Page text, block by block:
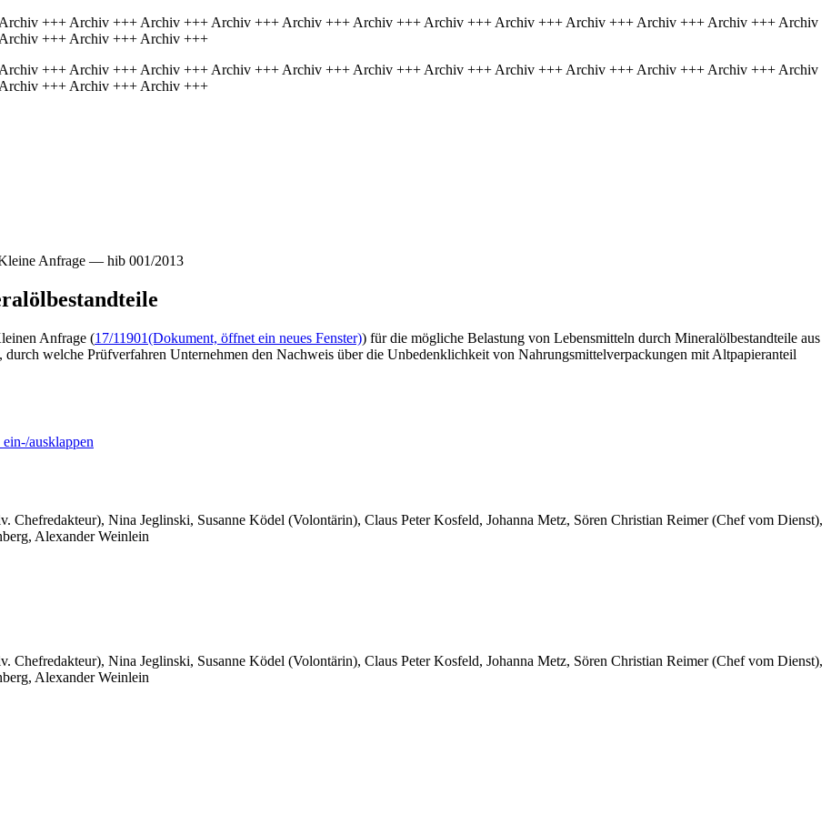
+++ Archiv +++ Archiv +++ Archiv +++ Archiv +++ Archiv +++ Archiv +++ Archiv +++ Archiv +++ Archiv +++ Archiv +++ Archiv
+++ Archiv +++ Archiv +++
+++ Archiv +++ Archiv +++ Archiv +++ Archiv +++ Archiv +++ Archiv +++ Archiv +++ Archiv +++ Archiv +++ Archiv +++ Archiv
+++ Archiv +++ Archiv +++
Anfrage — hib 001/2013
Anfrage (17/11901(Dokument, öffnet ein neues Fenster)) für die mögliche Belastung von Lebensmitteln durch Mineralölbestandteile aus
welche Prüfverfahren Unternehmen den Nachweis über die Unbedenklichkeit von Nahrungsmittelverpackungen mit Altpapieranteil
ausklappen
Chefredakteur), Nina Jeglinski, Susanne Ködel (Volontärin), Claus Peter Kosfeld, Johanna Metz, Sören Christian Reimer (Chef vom Dienst),
Alexander Weinlein
Chefredakteur), Nina Jeglinski, Susanne Ködel (Volontärin), Claus Peter Kosfeld, Johanna Metz, Sören Christian Reimer (Chef vom Dienst),
Alexander Weinlein